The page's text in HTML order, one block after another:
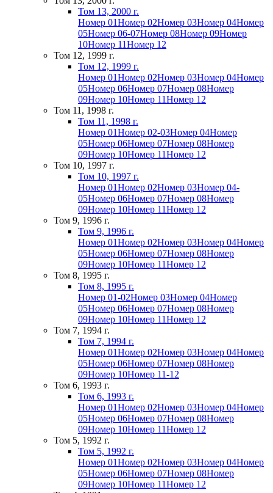
Том 13, 2000 г.
Номер 01Номер 02Номер 03Номер 04Номер
05Номер 06-07Номер 08Номер 09Номер
10Номер 11Номер 12
Том 12, 1999 г.
Том 12, 1999 г.
Номер 01Номер 02Номер 03Номер 04Номер
05Номер 06Номер 07Номер 08Номер
09Номер 10Номер 11Номер 12
Том 11, 1998 г.
Том 11, 1998 г.
Номер 01Номер 02-03Номер 04Номер
05Номер 06Номер 07Номер 08Номер
09Номер 10Номер 11Номер 12
Том 10, 1997 г.
Том 10, 1997 г.
Номер 01Номер 02Номер 03Номер 04-
05Номер 06Номер 07Номер 08Номер
09Номер 10Номер 11Номер 12
Том 9, 1996 г.
Том 9, 1996 г.
Номер 01Номер 02Номер 03Номер 04Номер
05Номер 06Номер 07Номер 08Номер
09Номер 10Номер 11Номер 12
Том 8, 1995 г.
Том 8, 1995 г.
Номер 01-02Номер 03Номер 04Номер
05Номер 06Номер 07Номер 08Номер
09Номер 10Номер 11Номер 12
Том 7, 1994 г.
Том 7, 1994 г.
Номер 01Номер 02Номер 03Номер 04Номер
05Номер 06Номер 07Номер 08Номер
09Номер 10Номер 11-12
Том 6, 1993 г.
Том 6, 1993 г.
Номер 01Номер 02Номер 03Номер 04Номер
05Номер 06Номер 07Номер 08Номер
09Номер 10Номер 11Номер 12
Том 5, 1992 г.
Том 5, 1992 г.
Номер 01Номер 02Номер 03Номер 04Номер
05Номер 06Номер 07Номер 08Номер
09Номер 10Номер 11Номер 12